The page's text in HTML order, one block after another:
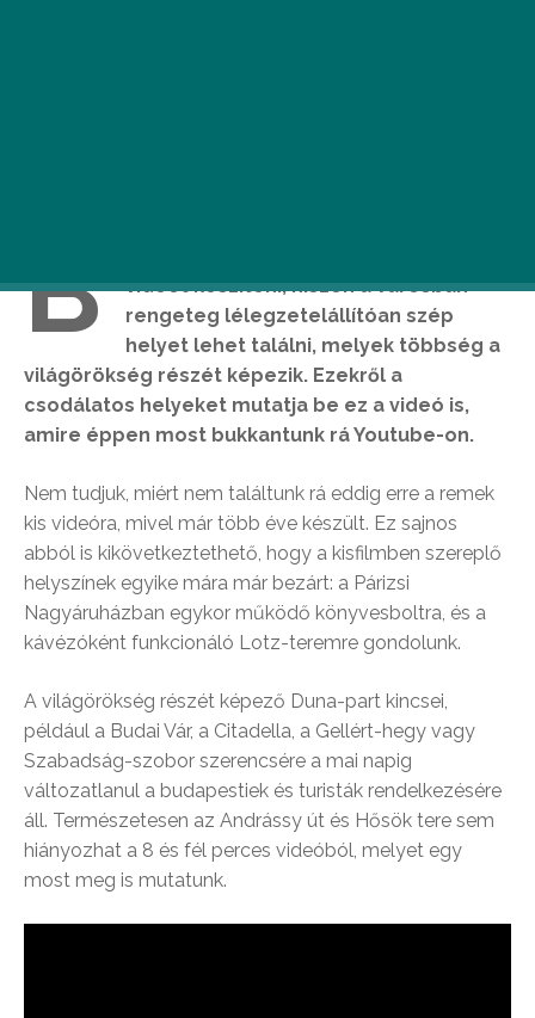
B
videót készíteni, hiszen a városban
rengeteg lélegzetelállítóan szép
helyet lehet találni, melyek többség a
világörökség részét képezik. Ezekről a
csodálatos helyeket mutatja be ez a videó is,
amire éppen most bukkantunk rá Youtube-on.
Nem tudjuk, miért nem találtunk rá eddig erre a remek
kis videóra, mivel már több éve készült. Ez sajnos
abból is kikövetkeztethető, hogy a kisfilmben szereplő
helyszínek egyike mára már bezárt: a Párizsi
Nagyáruházban egykor működő könyvesboltra, és a
kávézóként funkcionáló Lotz-teremre gondolunk.
A világörökség részét képező Duna-part kincsei,
például a Budai Vár, a Citadella, a Gellért-hegy vagy
Szabadság-szobor szerencsére a mai napig
változatlanul a budapestiek és turisták rendelkezésére
áll. Természetesen az Andrássy út és Hősök tere sem
hiányozhat a 8 és fél perces videóból, melyet egy
most meg is mutatunk.